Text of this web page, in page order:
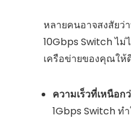
หลายคนอาจสงสัยว่
10Gbps Switch ไ
เครือข่ายของคุณให้
ความเร็วที่เหนือก
1Gbps Switch ท